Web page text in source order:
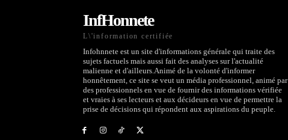
InfHonnete
L\'information certifiée
Infohnnete est un site d'informations générale qui traite des
sujets factuels mais aussi fait des analyses sur l'actualité
malienne et d'ailleurs.Animé de la volonté d'informer
honnêtement, ce site se veut un média professionnel, animé par
des professionnels en vue de fournir des informations vérifiée
et vraies à ses lecteurs et aux décideurs en vue de permettre la
prise de décisions qui répondent aux aspirations du peuple.